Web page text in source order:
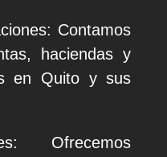
Contamos
haciendas y
en Quito y sus
Ofrecemos